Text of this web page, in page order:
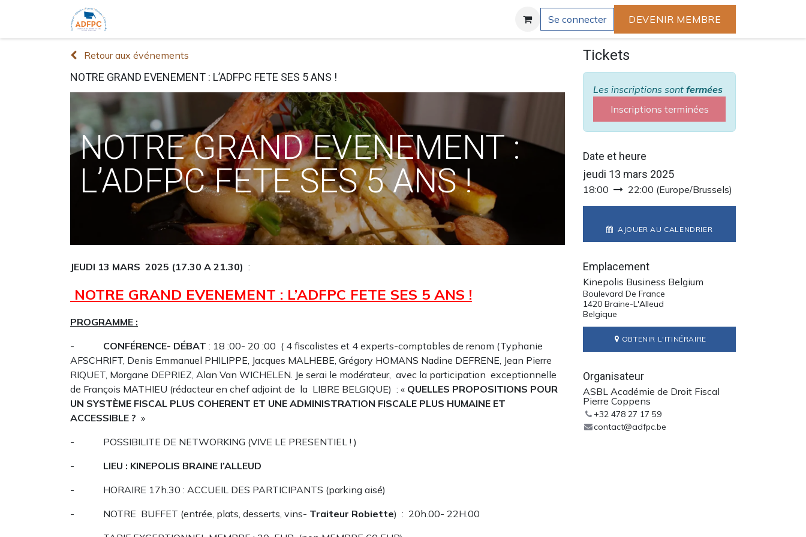
Se connecter DEVENIR MEMBRE
Retour aux événements
NOTRE GRAND EVENEMENT : L’ADFPC FETE SES 5 ANS !
NOTRE GRAND EVENEMENT :
L’ADFPC FETE SES 5 ANS !
JEUDI 13 MARS 2025 (17.30 A 21.30) :
NOTRE GRAND EVENEMENT : L’ADFPC FETE SES 5 ANS !
PROGRAMME :
- CONFÉRENCE- DÉBAT : 18 :00- 20 :00 ( 4 fiscalistes et 4 experts-comptables de renom (Typhanie
AFSCHRIFT, Denis Emmanuel PHILIPPE, Jacques MALHEBE, Grégory HOMANS Nadine DEFRENE, Jean Pierre
RIQUET, Morgane DEPRIEZ, Alan Van WICHELEN. Je serai le modérateur, avec la participation exceptionnelle
de François MATHIEU (rédacteur en chef adjoint de la LIBRE BELGIQUE) : « QUELLES PROPOSITIONS POUR
UN SYSTÈME FISCAL PLUS COHERENT ET UNE ADMINISTRATION FISCALE PLUS HUMAINE ET
ACCESSIBLE ? »
- POSSIBILITE DE NETWORKING (VIVE LE PRESENTIEL ! )
- LIEU : KINEPOLIS BRAINE l’ALLEUD
- HORAIRE 17h.30 : ACCUEIL DES PARTICIPANTS (parking aisé)
- NOTRE BUFFET (entrée, plats, desserts, vins- Traiteur Robiette) : 20h.00- 22H.00
Tickets
Les inscriptions sont fermées
Inscriptions terminées
Date et heure
jeudi 13 mars 2025
18:00 22:00 (Europe/Brussels)
AJOUER AU CALENDRIER
Emplacement
Kinepolis Business Belgium
Boulevard De France
1420 Braine-L'Alleud
Belgique
OBTENIR L'ITINÉRAIRE
Organisateur
ASBL Académie de Droit Fiscal
Pierre Coppens
+32 478 27 17 59
contact@adfpc.be